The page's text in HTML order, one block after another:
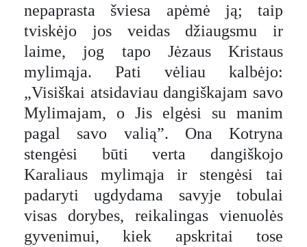
nepaprasta šviesa apėmė ją; taip
tviskėjo jos veidas džiaugsmu ir
laime, jog tapo Jėzaus Kristaus
mylimąja. Pati vėliau kalbėjo:
„Visiškai atsidaviau dangiškajam savo
Mylimajam, o Jis elgėsi su manim
pagal savo valią”. Ona Kotryna
stengėsi būti verta dangiškojo
Karaliaus mylimąja ir stengėsi tai
padaryti ugdydama savyje tobulai
visas dorybes, reikalingas vienuolės
gyvenimui, kiek apskritai tose